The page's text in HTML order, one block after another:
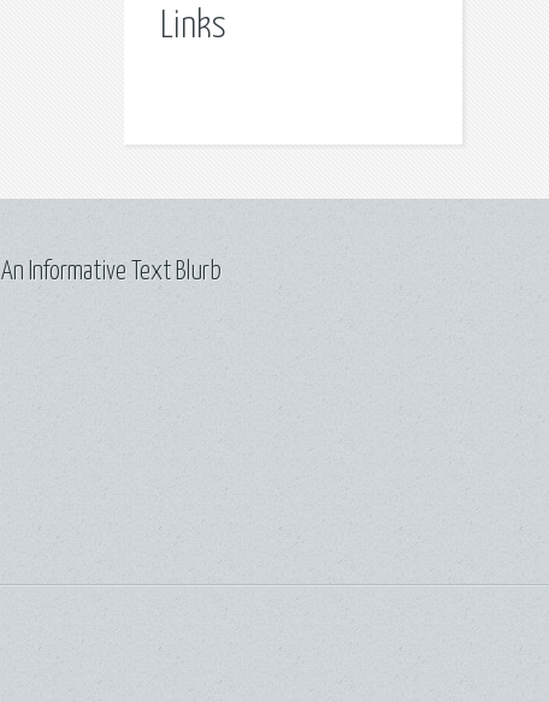
Links
An Informative Text Blurb